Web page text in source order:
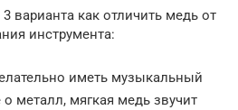
3 варианта как отличить медь от
инструмента:
иметь музыкальный
о металл, мягкая медь звучит